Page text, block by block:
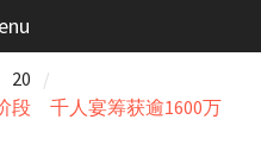
20
段 千人宴筹获逾1600万